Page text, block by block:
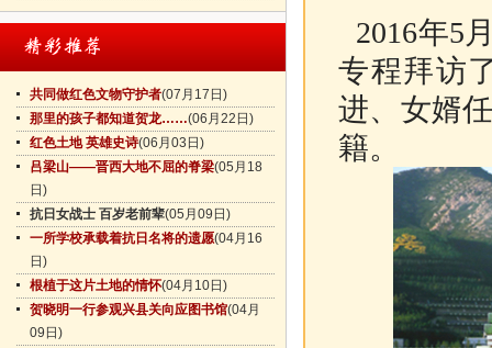
共同做红色文物守护者(07月17日)
那里的孩子都知道贺龙……(06月22日)
红色土地 英雄史诗(06月03日)
吕梁山——晋西大地不屈的脊梁(05月18
日)
抗日女战士 百岁老前辈(05月09日)
一所学校承载着抗日名将的遗愿(04月16
日)
根植于这片土地的情怀(04月10日)
贺晓明一行参观兴县关向应图书馆(04月
09日)
2016年5
专程拜访
进、女婿
籍。